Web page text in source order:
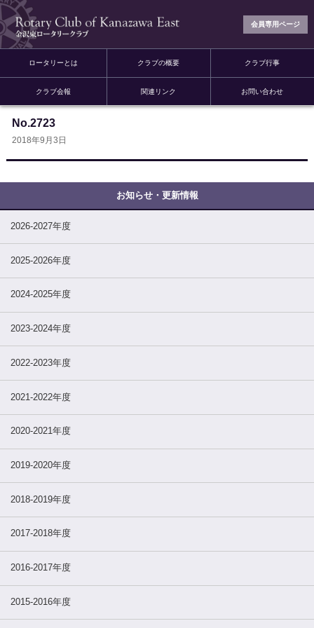
会員専用ページ
ロータリーとは クラブの概要 クラブ行事
クラブ会報 関連リンク お問い合わせ
No.2723
2018年9月3日
2026-2027年度
2025-2026年度
2024-2025年度
2023-2024年度
2022-2023年度
2021-2022年度
2020-2021年度
2019-2020年度
2018-2019年度
2017-2018年度
2016-2017年度
2015-2016年度